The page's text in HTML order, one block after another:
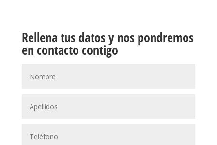
Rellena tus datos y nos pondremos
en contacto contigo